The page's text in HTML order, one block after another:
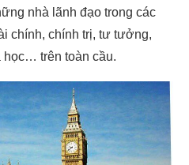
nhà lãnh đạo trong các
chính, chính trị, tư tưởng,
học… trên toàn cầu.